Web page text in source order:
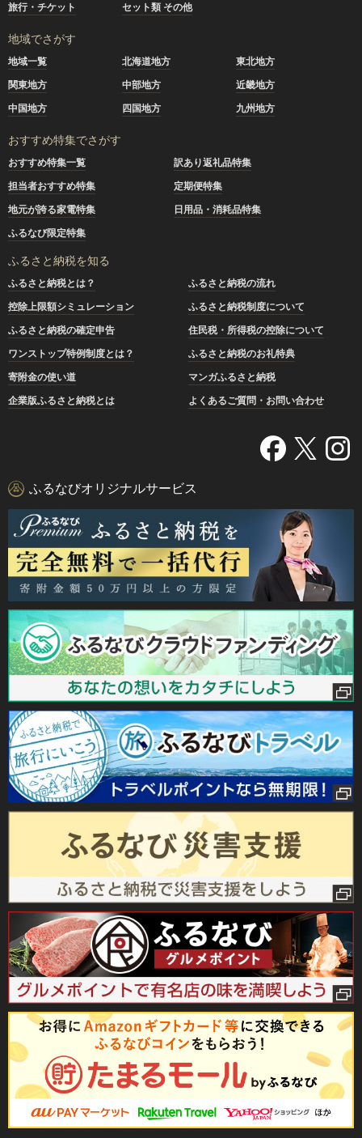
旅行・チケット
セット類 その他
地域でさがす
地域一覧 北海道地方
東北地方
関東地方
中部地方
近畿地方
中国地方
四国地方 九州地方
おすすめ特集でさがす
おすすめ特集一覧
訳あり返礼品特集
担当者おすすめ特集
定期便特集
地元が誇る家電特集
日用品・消耗品特集
ふるなび限定特集
ふるさと納税を知る
ふるさと納税とは？
ふるさと納税の流れ
控除上限額シミュレーション
ふるさと納税制度について
ふるさと納税の確定申告
住民税・所得税の控除について
ワンストップ特例制度とは？
ふるさと納税のお礼特典
寄附金の使い道
マンガふるさと納税
企業版ふるさと納税とは
よくあるご質問・お問い合わせ
ふるなびオリジナルサービス